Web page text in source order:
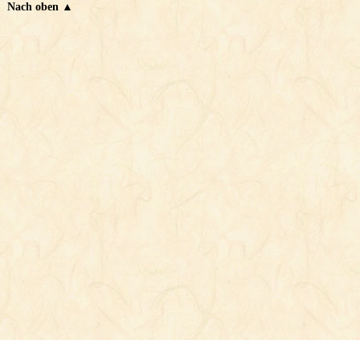
Nach oben ▲